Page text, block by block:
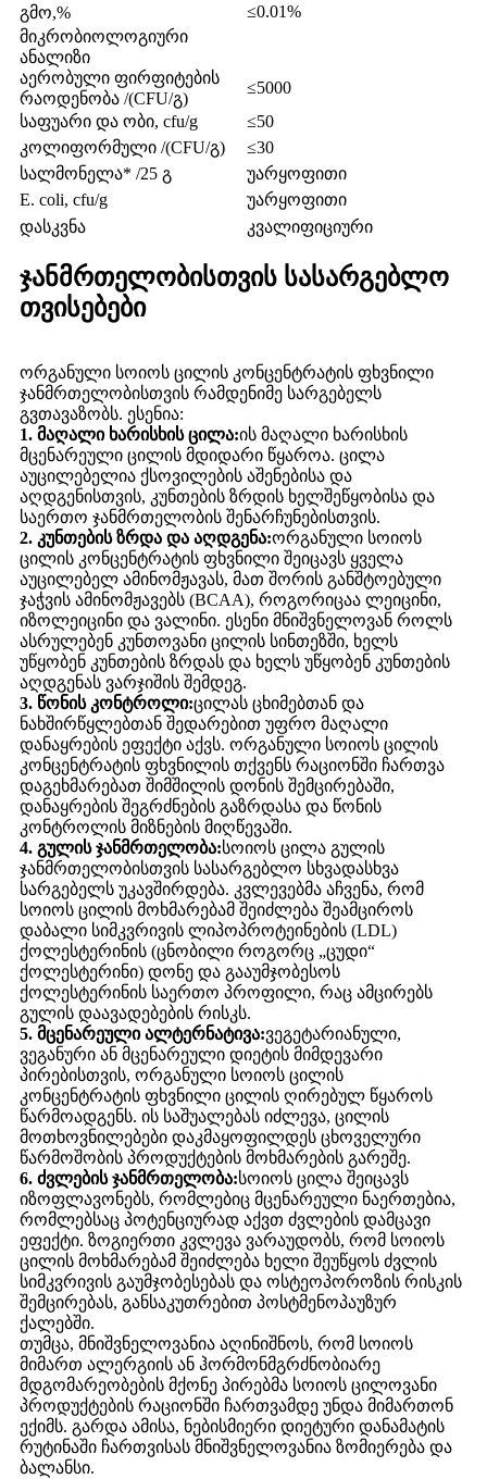
გმო,%
≤0.01%
მიკრობიოლოგიური
ანალიზი
აერობული ფირფიტების
რაოდენობა /(CFU/გ)
≤5000
საფუარი და ობი, cfu/g
≤50
კოლიფორმული /(CFU/გ)
≤30
სალმონელა* /25 გ
უარყოფითი
E. coli, cfu/g
უარყოფითი
დასკვნა
კვალიფიციური
ჯანმრთელობისთვის სასარგებლო
თვისებები
ორგანული სოიოს ცილის კონცენტრატის ფხვნილი
ჯანმრთელობისთვის რამდენიმე სარგებელს
გვთავაზობს. ესენია:
1. მაღალი ხარისხის ცილა:ის მაღალი ხარისხის
მცენარეული ცილის მდიდარი წყაროა. ცილა
აუცილებელია ქსოვილების აშენებისა და
აღდგენისთვის, კუნთების ზრდის ხელშეწყობისა და
საერთო ჯანმრთელობის შენარჩუნებისთვის.
2. კუნთების ზრდა და აღდგენა:ორგანული სოიოს
ცილის კონცენტრატის ფხვნილი შეიცავს ყველა
აუცილებელ ამინომჟავას, მათ შორის განშტოებული
ჯაჭვის ამინომჟავებს (BCAA), როგორიცაა ლეიცინი,
იზოლეიცინი და ვალინი. ესენი მნიშვნელოვან როლს
ასრულებენ კუნთოვანი ცილის სინთეზში, ხელს
უწყობენ კუნთების ზრდას და ხელს უწყობენ კუნთების
აღდგენას ვარჯიშის შემდეგ.
3. წონის კონტროლი:ცილას ცხიმებთან და
ნახშირწყლებთან შედარებით უფრო მაღალი
დანაყრების ეფექტი აქვს. ორგანული სოიოს ცილის
კონცენტრატის ფხვნილის თქვენს რაციონში ჩართვა
დაგეხმარებათ შიმშილის დონის შემცირებაში,
დანაყრების შეგრძნების გაზრდასა და წონის
კონტროლის მიზნების მიღწევაში.
4. გულის ჯანმრთელობა:სოიოს ცილა გულის
ჯანმრთელობისთვის სასარგებლო სხვადასხვა
სარგებელს უკავშირდება. კვლევებმა აჩვენა, რომ
სოიოს ცილის მოხმარებამ შეიძლება შეამციროს
დაბალი სიმკვრივის ლიპოპროტეინების (LDL)
ქოლესტერინის (ცნობილი როგორც „ცუდი“
ქოლესტერინი) დონე და გააუმჯობესოს
ქოლესტერინის საერთო პროფილი, რაც ამცირებს
გულის დაავადებების რისკს.
5. მცენარეული ალტერნატივა:ვეგეტარიანული,
ვეგანური ან მცენარეული დიეტის მიმდევარი
პირებისთვის, ორგანული სოიოს ცილის
კონცენტრატის ფხვნილი ცილის ღირებულ წყაროს
წარმოადგენს. ის საშუალებას იძლევა, ცილის
მოთხოვნილებები დაკმაყოფილდეს ცხოველური
წარმოშობის პროდუქტების მოხმარების გარეშე.
6. ძვლების ჯანმრთელობა:სოიოს ცილა შეიცავს
იზოფლავონებს, რომლებიც მცენარეული ნაერთებია,
რომლებსაც პოტენციურად აქვთ ძვლების დამცავი
ეფექტი. ზოგიერთი კვლევა ვარაუდობს, რომ სოიოს
ცილის მოხმარებამ შეიძლება ხელი შეუწყოს ძვლის
სიმკვრივის გაუმჯობესებას და ოსტეოპოროზის რისკის
შემცირებას, განსაკუთრებით პოსტმენოპაუზურ
ქალებში.
თუმცა, მნიშვნელოვანია აღინიშნოს, რომ სოიოს
მიმართ ალერგიის ან ჰორმონმგრძნობიარე
მდგომარეობების მქონე პირებმა სოიოს ცილოვანი
პროდუქტების რაციონში ჩართვამდე უნდა მიმართონ
ექიმს. გარდა ამისა, ნებისმიერი დიეტური დანამატის
რუტინაში ჩართვისას მნიშვნელოვანია ზომიერება და
ბალანსი.